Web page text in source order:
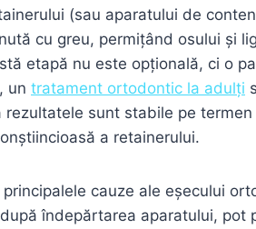
(sau aparatului de
cu greu, permițând osului și
etapă nu este opțională, ci o
un tratament ortodontic la adulți
sunt stabile pe
a retainerului.
cauze ale eșecului
îndepărtarea aparatului, pot